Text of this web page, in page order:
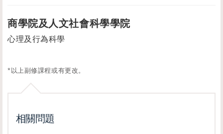
商學院及人文社會科學學院
心理及行為科學
*以上副修課程或有更改。
相關問題